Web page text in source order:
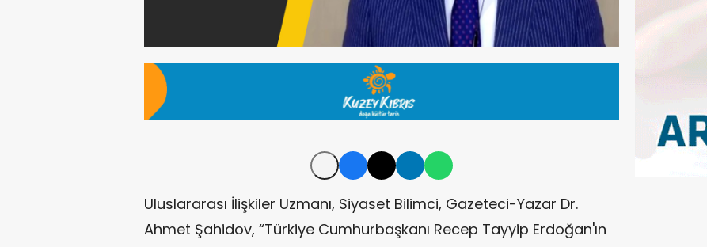
Uluslararası İlişkiler Uzmanı, Siyaset Bilimci, Gazeteci-Yazar Dr.
Ahmet Şahidov, “Türkiye Cumhurbaşkanı Recep Tayyip Erdoğan'ın